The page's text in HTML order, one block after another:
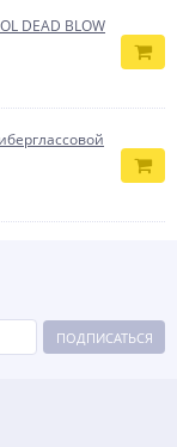
DEAD BLOW
ПОДПИСАТЬСЯ